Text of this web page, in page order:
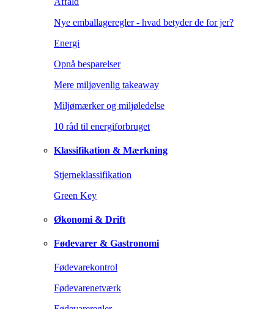
Nye emballageregler - hvad betyder de for jer?
Energi
Opnå besparelser
Mere miljøvenlig takeaway
Miljømærker og miljøledelse
10 råd til energiforbruget
Klassifikation & Mærkning
Stjerneklassifikation
Green Key
Økonomi & Drift
Fødevarer & Gastronomi
Fødevarekontrol
Fødevarenetværk